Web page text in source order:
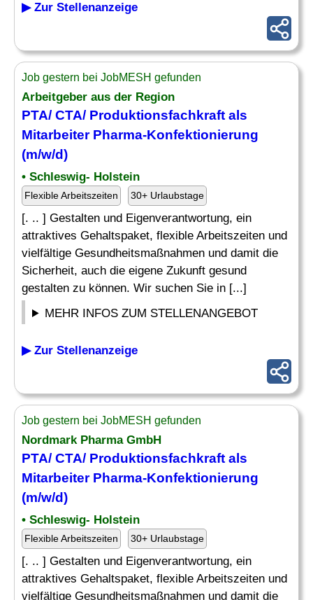
▶ Zur Stellenanzeige
Job gestern bei JobMESH gefunden
Arbeitgeber aus der Region
PTA/ CTA/ Produktionsfachkraft als
Mitarbeiter Pharma-Konfektionierung
(m/w/d)
• Schleswig- Holstein
Flexible Arbeitszeiten 30+ Urlaubstage
[. .. ] Gestalten und Eigenverantwortung, ein
attraktives Gehaltspaket, flexible Arbeitszeiten und
vielfältige Gesundheitsmaßnahmen und damit die
Sicherheit, auch die eigene Zukunft gesund
gestalten zu können. Wir suchen Sie in [...]
MEHR INFOS ZUM STELLENANGEBOT
▶ Zur Stellenanzeige
Job gestern bei JobMESH gefunden
Nordmark Pharma GmbH
PTA/ CTA/ Produktionsfachkraft als
Mitarbeiter Pharma-Konfektionierung
(m/w/d)
• Schleswig- Holstein
Flexible Arbeitszeiten 30+ Urlaubstage
[. .. ] Gestalten und Eigenverantwortung, ein
attraktives Gehaltspaket, flexible Arbeitszeiten und
vielfältige Gesundheitsmaßnahmen und damit die